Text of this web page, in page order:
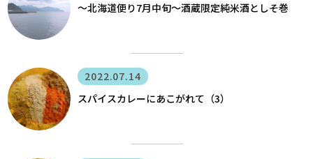
〜北海道便り7月中旬～酒蔵限定純米酒としそ巻
2022.07.14
スパイスカレーにあこがれて（3）